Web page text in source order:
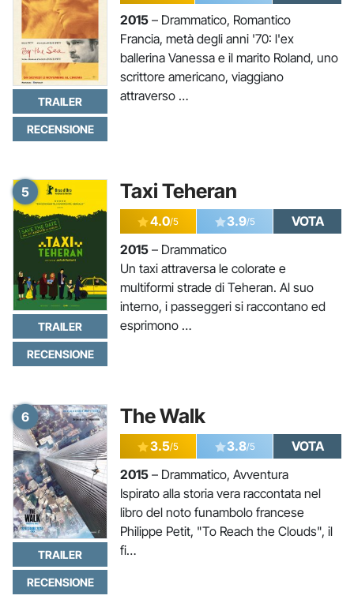
TRAILER
RECENSIONE
2015 – Drammatico, Romantico
Francia, metà degli anni '70: l'ex
ballerina Vanessa e il marito Roland, uno
scrittore americano, viaggiano
attraverso …
5 Taxi Teheran
TRAILER
RECENSIONE
4.0/5 3.9/5
VOTA
2015 – Drammatico
Un taxi attraversa le colorate e
multiformi strade di Teheran. Al suo
interno, i passeggeri si raccontano ed
esprimono …
6 The Walk
TRAILER
RECENSIONE
3.5/5 3.8/5
VOTA
2015 – Drammatico, Avventura
Ispirato alla storia vera raccontata nel
libro del noto funambolo francese
Philippe Petit, "To Reach the Clouds", il
fi…